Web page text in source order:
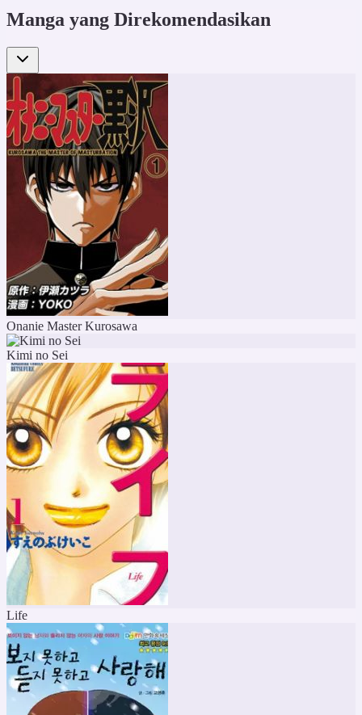
Manga yang Direkomendasikan
Onanie Master Kurosawa
Kimi no Sei
Life